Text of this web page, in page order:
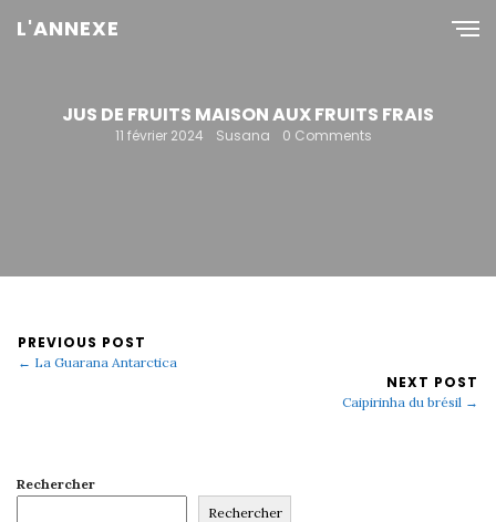
L'ANNEXE
JUS DE FRUITS MAISON AUX FRUITS FRAIS
11 février 2024 Susana 0 Comments
PREVIOUS POST
← La Guarana Antarctica
NEXT POST
Caipirinha du brésil →
Rechercher
Rechercher